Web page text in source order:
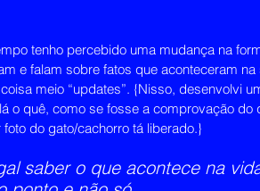
tenho percebido uma mudança na
e falam sobre fatos que aconteceram
meio “updates”. {Nisso, desenvolvi
o quê, como se fosse a comprovação
foto do gato/cachorro tá liberado.}
saber o que acontece na